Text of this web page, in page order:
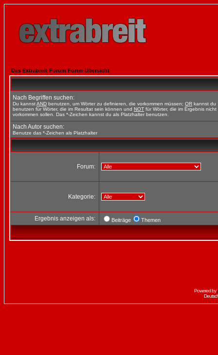
Das Extrabreit-Forum Foren-Übersicht
Nach Begriffen suchen:
Du kannstAND benutzen, um Wörter zu definieren, die vorkommen müssen; OR kannst du
benutzen für Wörter, die im Resultat sein können und NOT für Wörter, die im Ergebnis nicht
vorkommen sollen. Das *-Zeichen kannst du als Platzhalter benutzen.
Nach Autor suchen:
Benutze das *-Zeichen als Platzhalter
Forum:
Kategorie:
Ergebnis anzeigen als: Beiträge Themen
Powered by